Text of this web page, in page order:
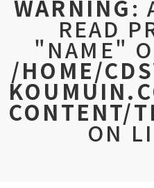
WARNING:
READ
"NAME"
/HOME/
CONTENT/
ON